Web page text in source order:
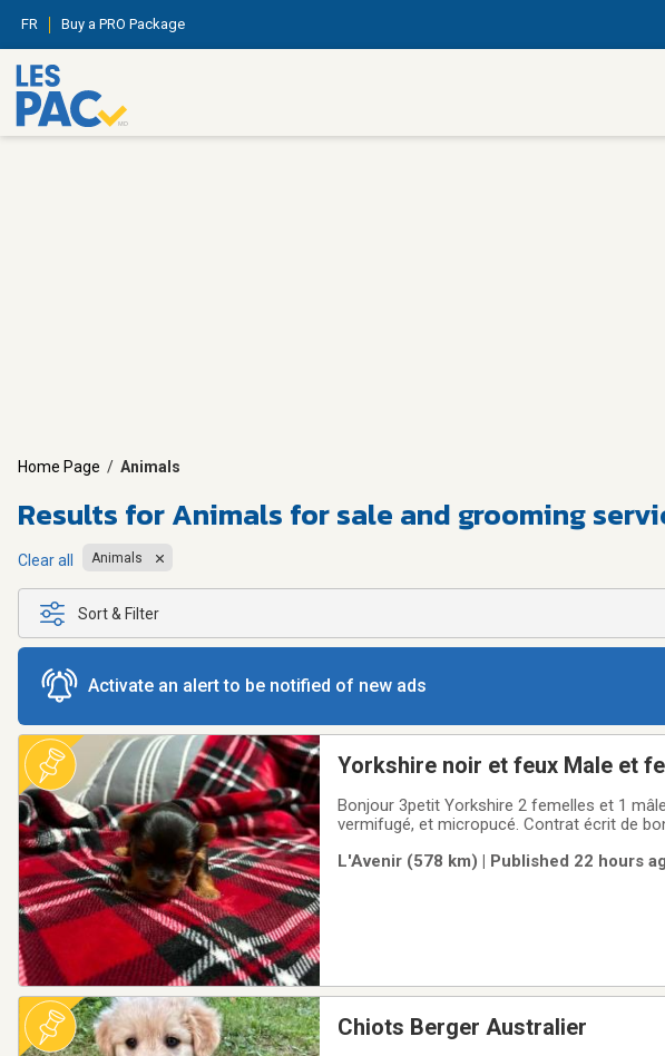
FR Buy a PRO Package
Home Page / Animals
Results forAnimals for sale and grooming
Clear all Animals
Sort & Filter
Activate an alert to be notified of new ads
Yorkshire noir et feux Male et
Bonjour 3petit Yorkshire 2 femelles et 1
vermifugé, et micropucé. Contrat écrit de
0320
L'Avenir (578 km) | Published 22 hours
Chiots Berger Australier